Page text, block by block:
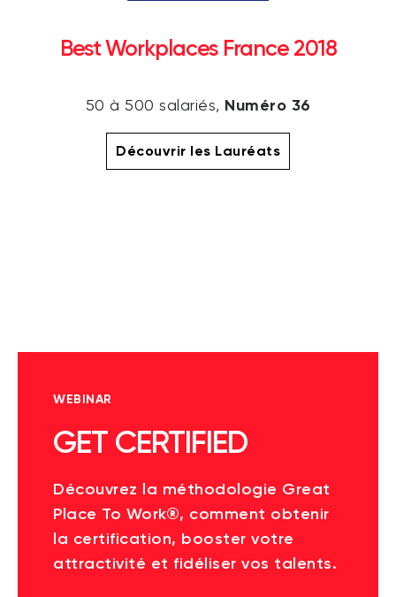
Best Workplaces France 2018
50 à 500 salariés, Numéro 36
Découvrir les Lauréats
WEBINAR
GET CERTIFIED
Découvrez la méthodologie Great
Place To Work®, comment obtenir
la certification, booster votre
attractivité et fidéliser vos talents.